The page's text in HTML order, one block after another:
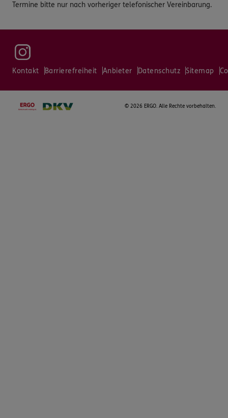
Termine bitte nur nach vorheriger telefonischer Vereinbarung.
Kontakt Barrierefreiheit Anbieter Datenschutz Sitemap
© 2026 ERGO. Alle Rechte vorbehalten.